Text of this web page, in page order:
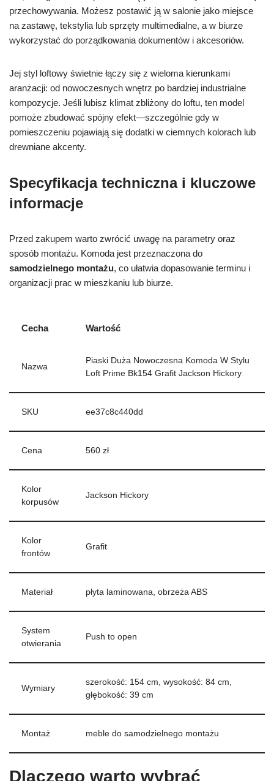
przechowywania. Możesz postawić ją w salonie jako miejsce
na zastawę, tekstylia lub sprzęty multimedialne, a w biurze
wykorzystać do porządkowania dokumentów i akcesoriów.
Jej styl loftowy świetnie łączy się z wieloma kierunkami
aranżacji: od nowoczesnych wnętrz po bardziej industrialne
kompozycje. Jeśli lubisz klimat zbliżony do loftu, ten model
pomoże zbudować spójny efekt—szczególnie gdy w
pomieszczeniu pojawiają się dodatki w ciemnych kolorach lub
drewniane akcenty.
Specyfikacja techniczna i kluczowe
informacje
Przed zakupem warto zwrócić uwagę na parametry oraz
sposób montażu. Komoda jest przeznaczona do
samodzielnego montażu, co ułatwia dopasowanie terminu i
organizacji prac w mieszkaniu lub biurze.
Cecha Wartość
Nazwa
Piaski Duża Nowoczesna Komoda W Stylu
Loft Prime Bk154 Grafit Jackson Hickory
SKU ee37c8c440dd
Cena 560 zł
Kolor
korpusów
Jackson Hickory
Kolor
frontów
Grafit
Materiał płyta laminowana, obrzeża ABS
System
otwierania
Push to open
Wymiary
szerokość: 154 cm, wysokość: 84 cm,
głębokość: 39 cm
Montaż meble do samodzielnego montażu
Dlaczego warto wybrać